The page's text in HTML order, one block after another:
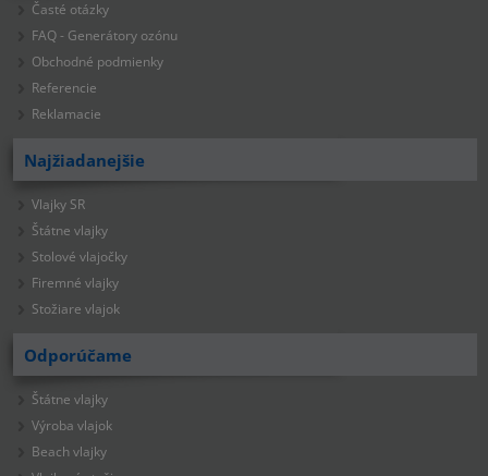
Časté otázky
FAQ - Generátory ozónu
Obchodné podmienky
Referencie
Reklamacie
Najžiadanejšie
Vlajky SR
Štátne vlajky
Stolové vlajočky
Firemné vlajky
Stožiare vlajok
Odporúčame
Štátne vlajky
Výroba vlajok
Beach vlajky